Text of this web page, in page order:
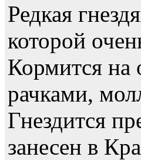
Редкая
которой
Кормится на
рачками,
Гнездится
занесен в